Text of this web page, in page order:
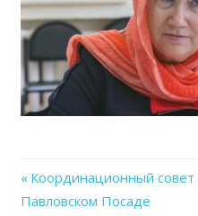
Навигация
Previous
Post:
Координационный совет
Павловском Посаде